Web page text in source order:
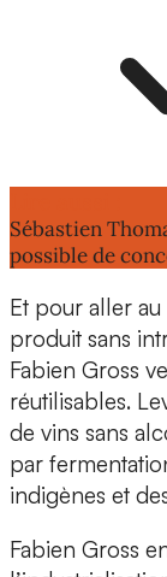
Sébastien
possible de
Et pour aller
produit sans
Fabien Gross
réutilisables.
de vins sans
par
indigènes et
Fabien Gross